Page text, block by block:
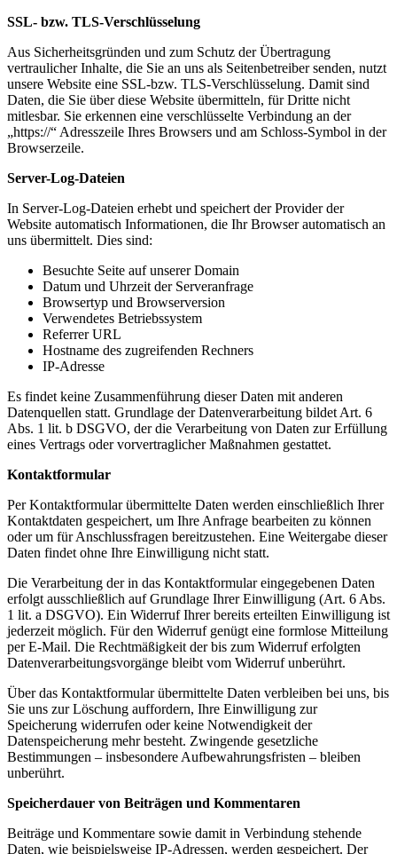
SSL- bzw. TLS-Verschlüsselung
Aus Sicherheitsgründen und zum Schutz der Übertragung
vertraulicher Inhalte, die Sie an uns als Seitenbetreiber senden, nutzt
unsere Website eine SSL-bzw. TLS-Verschlüsselung. Damit sind
Daten, die Sie über diese Website übermitteln, für Dritte nicht
mitlesbar. Sie erkennen eine verschlüsselte Verbindung an der
„https://“ Adresszeile Ihres Browsers und am Schloss-Symbol in der
Browserzeile.
Server-Log-Dateien
In Server-Log-Dateien erhebt und speichert der Provider der
Website automatisch Informationen, die Ihr Browser automatisch an
uns übermittelt. Dies sind:
Besuchte Seite auf unserer Domain
Datum und Uhrzeit der Serveranfrage
Browsertyp und Browserversion
Verwendetes Betriebssystem
Referrer URL
Hostname des zugreifenden Rechners
IP-Adresse
Es findet keine Zusammenführung dieser Daten mit anderen
Datenquellen statt. Grundlage der Datenverarbeitung bildet Art. 6
Abs. 1 lit. b DSGVO, der die Verarbeitung von Daten zur Erfüllung
eines Vertrags oder vorvertraglicher Maßnahmen gestattet.
Kontaktformular
Per Kontaktformular übermittelte Daten werden einschließlich Ihrer
Kontaktdaten gespeichert, um Ihre Anfrage bearbeiten zu können
oder um für Anschlussfragen bereitzustehen. Eine Weitergabe dieser
Daten findet ohne Ihre Einwilligung nicht statt.
Die Verarbeitung der in das Kontaktformular eingegebenen Daten
erfolgt ausschließlich auf Grundlage Ihrer Einwilligung (Art. 6 Abs.
1 lit. a DSGVO). Ein Widerruf Ihrer bereits erteilten Einwilligung ist
jederzeit möglich. Für den Widerruf genügt eine formlose Mitteilung
per E-Mail. Die Rechtmäßigkeit der bis zum Widerruf erfolgten
Datenverarbeitungsvorgänge bleibt vom Widerruf unberührt.
Über das Kontaktformular übermittelte Daten verbleiben bei uns, bis
Sie uns zur Löschung auffordern, Ihre Einwilligung zur
Speicherung widerrufen oder keine Notwendigkeit der
Datenspeicherung mehr besteht. Zwingende gesetzliche
Bestimmungen – insbesondere Aufbewahrungsfristen – bleiben
unberührt.
Speicherdauer von Beiträgen und Kommentaren
Beiträge und Kommentare sowie damit in Verbindung stehende
Daten, wie beispielsweise IP-Adressen, werden gespeichert. Der